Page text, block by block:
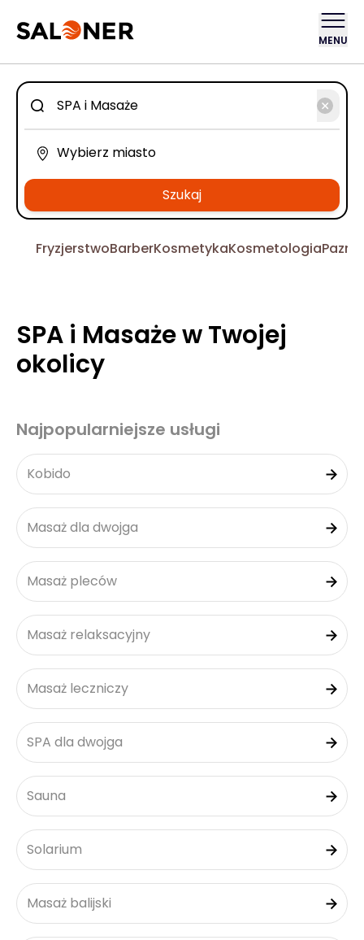
MENU
Szukaj
FryzjerstwoBarberKosmetykaKosmetologia
SPA i Masaże w Twojej
okolicy
Najpopularniejsze usługi
Kobido
Masaż dla dwojga
Masaż pleców
Masaż relaksacyjny
Masaż leczniczy
SPA dla dwojga
Sauna
Solarium
Masaż balijski